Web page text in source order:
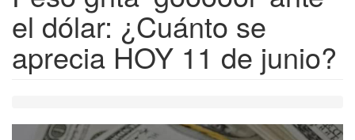
el dólar: ¿Cuánto se
aprecia HOY 11 de junio?